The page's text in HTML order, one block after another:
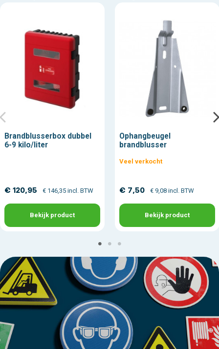
Brandblusserbox dubbel
6-9 kilo/liter
€ 120,95 € 146,35 incl. BTW
Bekijk product
Ophangbeugel
brandblusser
Veel verkocht
€ 7,50 € 9,08 incl. BTW
Bekijk product